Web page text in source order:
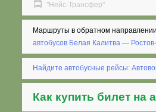
"Нейс-Трансфер"
Маршруты в обратном
автобусов Белая Калитва —
Найдите автобусные рейсы:
Как купить билет на